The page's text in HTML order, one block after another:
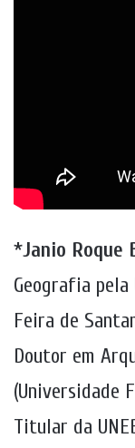
*Janio Roque
Geografia pela
Feira de
Doutor em
(Universidade
Titular da